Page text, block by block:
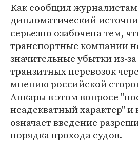
Как сообщил
дипломатический
серьезно озабочена тем,
транспортные компании
значительные убытки из-
транзитных перевозок
мнению российской
Анкары в этом вопросе
неадекватный характер" и
означает введение
порядка прохода судов.